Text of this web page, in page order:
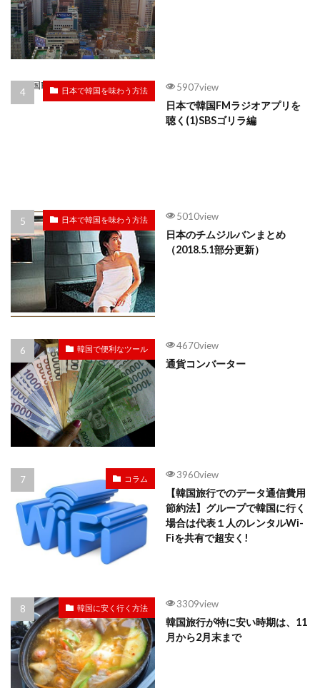
日本で韓国を味わう方法 5907view
日本で韓国FMラジオアプリを
聴く(1)SBSゴリラ編
日本で韓国を味わう方法 5010view
日本のチムジルバンまとめ
（2018.5.1部分更新）
韓国で便利なツール 4670view
通貨コンバーター
コラム 3960view
【韓国旅行でのデータ通信費用
節約法】グループで韓国に行く
場合は代表１人のレンタルWi-
Fiを共有で超安く!
韓国に安く行く方法 3309view
韓国旅行が特に安い時期は、11
月から2月末まで